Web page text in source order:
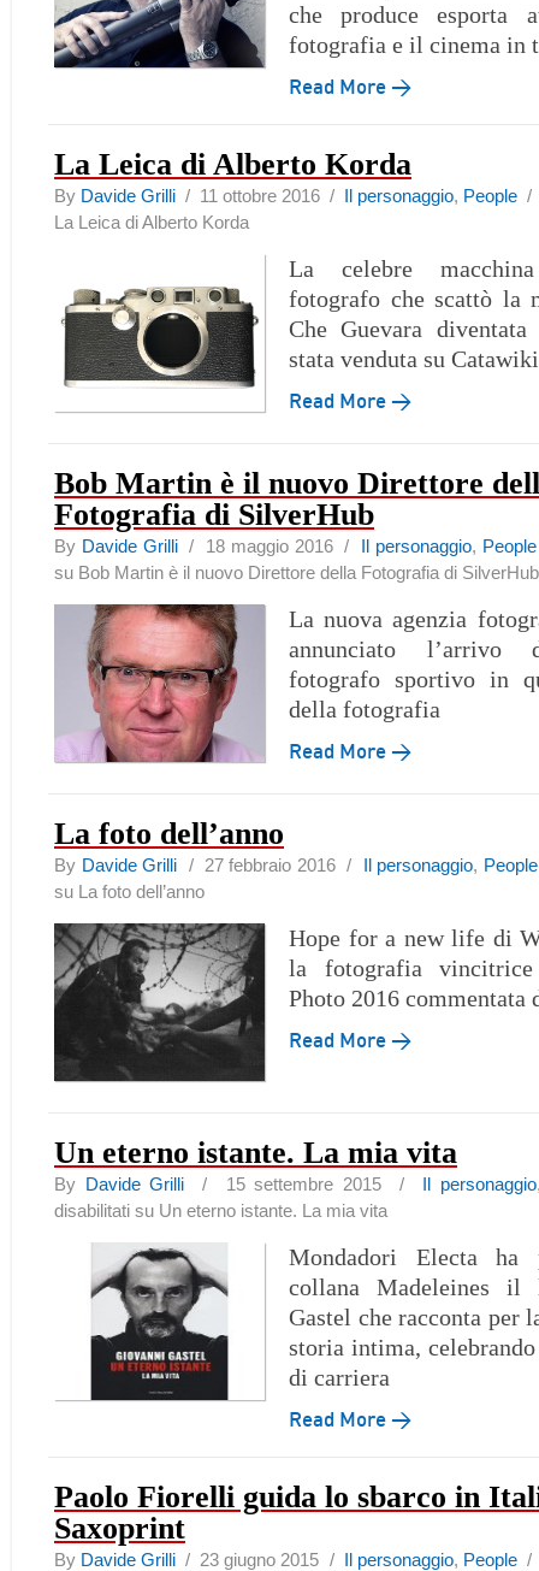
che produce esporta
fotografia e il cinema in
Read More →
La Leica di Alberto Korda
By Davide Grilli / 11 ottobre 2016 / Il personaggio, People
La Leica di Alberto Korda
La celebre
fotografo che scattò la
Che Guevara
stata venduta su
Read More →
Bob Martin è il nuovo Direttore
Fotografia di SilverHub
By Davide Grilli/ 18 maggio 2016 / Il personaggio, People
su Bob Martin è il nuovo Direttore della Fotografia di SilverHub
La nuova agenzia
annunciato l’arrivo
fotografo sportivo in
della fotografia
Read More →
La foto dell’anno
By Davide Grilli / 27 febbraio 2016 / Il personaggio, People
su La foto dell’anno
Hope for a new life di
la fotografia
Photo 2016 commentata
Read More →
Un eterno istante. La mia vita
By Davide Grilli / 15 settembre 2015 / Il personaggio
disabilitati su Un eterno istante. La mia vita
Mondadori Electa ha
collana Madeleines
Gastel che racconta per
storia intima,
di carriera
Read More →
Paolo Fiorelli guida lo sbarco in
Saxoprint
By Davide Grilli / 23 giugno 2015 / Il personaggio, People